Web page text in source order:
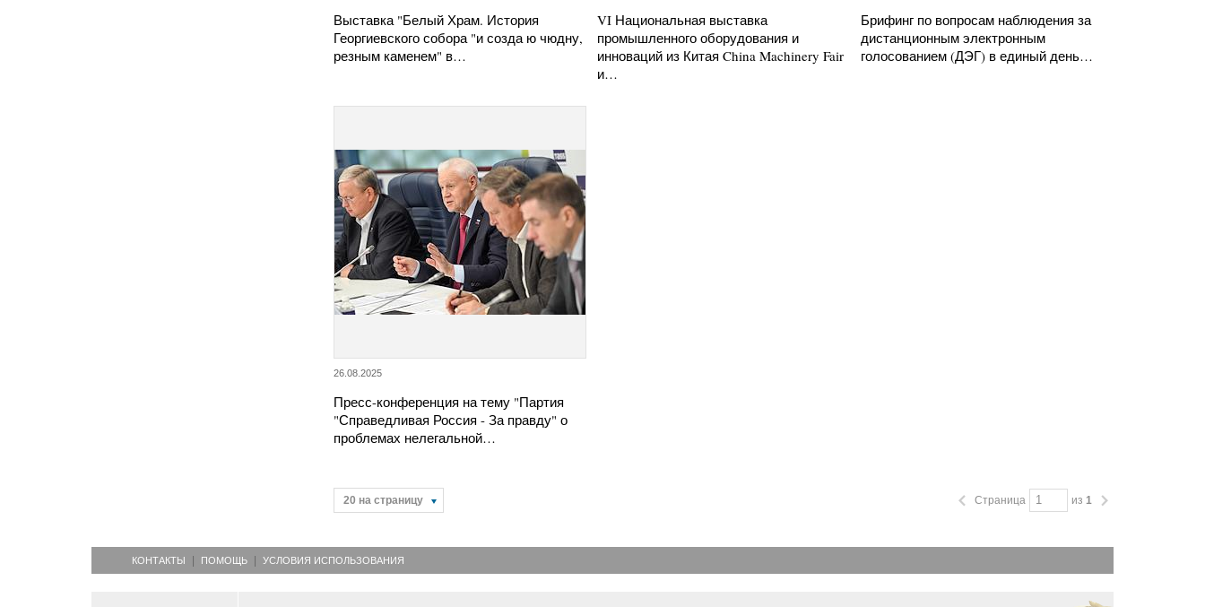
Выставка "Белый Храм. История
Георгиевского собора "и созда ю чюдну,
резным каменем" в…
VI Национальная выставка
промышленного оборудования и
инноваций из Китая China Machinery Fair
и…
Брифинг по вопросам наблюдения за
дистанционным электронным
голосованием (ДЭГ) в единый день…
26.08.2025
Пресс-конференция на тему "Партия
"Справедливая Россия - За правду" о
проблемах нелегальной…
20 на страницу Страница из 1
КОНТАКТЫ ПОМОЩЬ УСЛОВИЯ ИСПОЛЬЗОВАНИЯ